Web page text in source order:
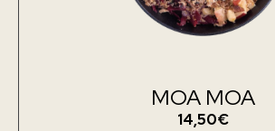
MOA MOA
14,50€